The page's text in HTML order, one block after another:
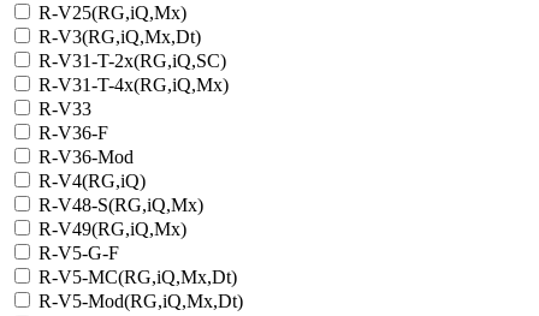
R-V25(RG,iQ,Mx)
R-V3(RG,iQ,Mx,Dt)
R-V31-T-2x(RG,iQ,SC)
R-V31-T-4x(RG,iQ,Mx)
R-V33
R-V36-F
R-V36-Mod
R-V4(RG,iQ)
R-V48-S(RG,iQ,Mx)
R-V49(RG,iQ,Mx)
R-V5-G-F
R-V5-MC(RG,iQ,Mx,Dt)
R-V5-Mod(RG,iQ,Mx,Dt)